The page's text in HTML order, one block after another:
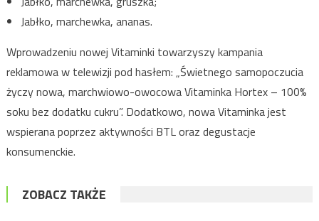
Jabłko, marchewka, ananas.
Wprowadzeniu nowej Vitaminki towarzyszy kampania
reklamowa w telewizji pod hasłem: „Świetnego samopoczucia
życzy nowa, marchwiowo-owocowa Vitaminka Hortex – 100%
soku bez dodatku cukru”. Dodatkowo, nowa Vitaminka jest
wspierana poprzez aktywności BTL oraz degustacje
konsumenckie.
ZOBACZ TAKŻE